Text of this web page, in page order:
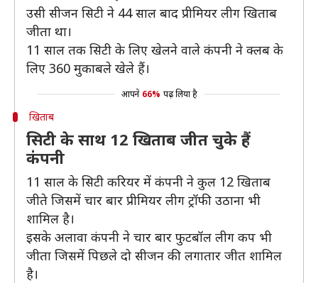
उसी सीजन सिटी ने 44 साल बाद प्रीमियर लीग खिताब
जीता था।
11 साल तक सिटी के लिए खेलने वाले कंपनी ने क्लब के
लिए 360 मुकाबले खेले हैं।
आपने 66% पढ़ लिया है
खिताब
सिटी के साथ 12 खिताब जीत चुके हैं
कंपनी
11 साल के सिटी करियर में कंपनी ने कुल 12 खिताब
जीते जिसमें चार बार प्रीमियर लीग ट्रॉफी उठाना भी
शामिल है।
इसके अलावा कंपनी ने चार बार फुटबॉल लीग कप भी
जीता जिसमें पिछले दो सीजन की लगातार जीत शामिल
है।